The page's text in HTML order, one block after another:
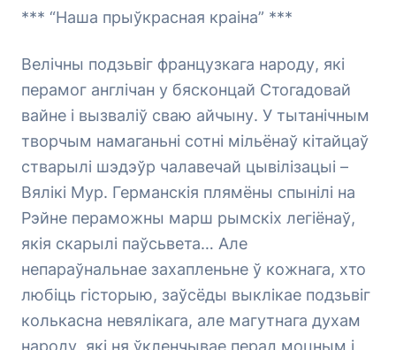
*** “Наша прыўкрасная краіна” ***
Велічны подзьвіг французкага народу, які
перамог англічан у бясконцай Стогадовай
вайне і вызваліў сваю айчыну. У тытанічным
творчым намаганьні сотні мільёнаў кітайцаў
стварылі шэдэўр чалавечай цывілізацыі –
Вялікі Мур. Германскія плямёны спынілі на
Рэйне пераможны марш рымскіх легіёнаў,
якія скарылі паўсьвета… Але
непараўнальнае захапленьне ў кожнага, хто
любіць гісторыю, заўсёды выклікае подзьвіг
колькасна невялікага, але магутнага духам
народу, які ня ўкленчывае перад моцным і